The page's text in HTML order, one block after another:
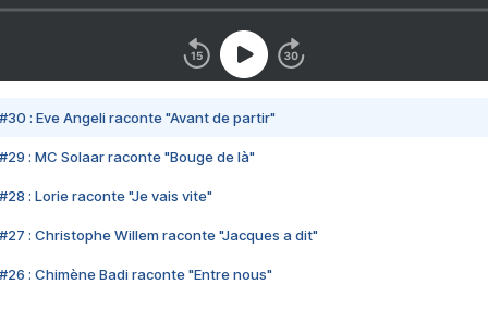
#30 : Eve Angeli raconte "Avant de partir"
#29 : MC Solaar raconte "Bouge de là"
#28 : Lorie raconte "Je vais vite"
#27 : Christophe Willem raconte "Jacques a dit"
#26 : Chimène Badi raconte "Entre nous"